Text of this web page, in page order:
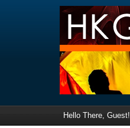
Hello There, Guest!